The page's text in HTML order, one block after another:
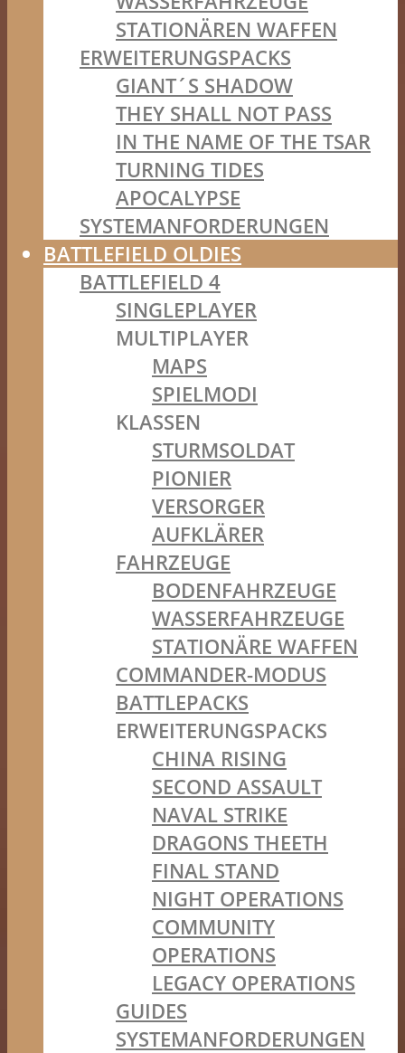
STATIONÄREN WAFFEN
ERWEITERUNGSPACKS
GIANT´S SHADOW
THEY SHALL NOT PASS
IN THE NAME OF THE TSAR
TURNING TIDES
APOCALYPSE
SYSTEMANFORDERUNGEN
BATTLEFIELD OLDIES
BATTLEFIELD 4
SINGLEPLAYER
MULTIPLAYER
MAPS
SPIELMODI
KLASSEN
STURMSOLDAT
PIONIER
VERSORGER
AUFKLÄRER
FAHRZEUGE
BODENFAHRZEUGE
WASSERFAHRZEUGE
STATIONÄRE WAFFEN
COMMANDER-MODUS
BATTLEPACKS
ERWEITERUNGSPACKS
CHINA RISING
SECOND ASSAULT
NAVAL STRIKE
DRAGONS THEETH
FINAL STAND
NIGHT OPERATIONS
COMMUNITY
OPERATIONS
LEGACY OPERATIONS
GUIDES
SYSTEMANFORDERUNGEN